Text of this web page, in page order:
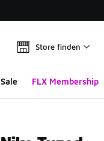
Store finden
Sale FLX Membership